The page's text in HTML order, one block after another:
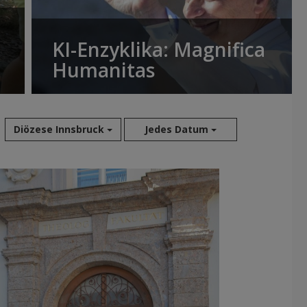
KI-Enzyklika: Magnifica
Humanitas
Diözese Innsbruck Jedes Datum
Aug 2026
Jul 2026
Jun 2026
Mai 2026
Apr 2026
Mär 2026
Feb 2026
Jan 2026